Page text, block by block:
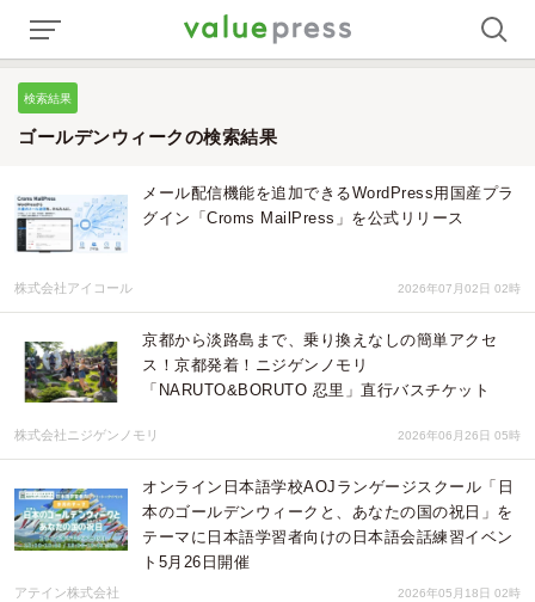
検索結果
ゴールデンウィークの検索結果
メール配信機能を追加できるWordPress用国産プラ
グイン「Croms MailPress」を公式リリース
株式会社アイコール 2026年07月02日 02時
京都から淡路島まで、乗り換えなしの簡単アクセ
ス！京都発着！ニジゲンノモリ
「NARUTO&BORUTO 忍里」直行バスチケット
株式会社ニジゲンノモリ 2026年06月26日 05時
オンライン日本語学校AOJランゲージスクール「日
本のゴールデンウィークと、あなたの国の祝日」を
テーマに日本語学習者向けの日本語会話練習イベン
ト5月26日開催
アテイン株式会社 2026年05月18日 02時